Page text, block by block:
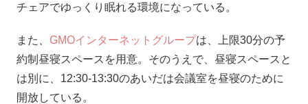
チェアでゆっくり眠れる環境になっている。
また、 GMOインターネットグループは、上限30分の予
約制昼寝スペースを用意。そのうえで、昼寝スペースと
は別に、12:30-13:30のあいだは会議室を昼寝のために
開放している。